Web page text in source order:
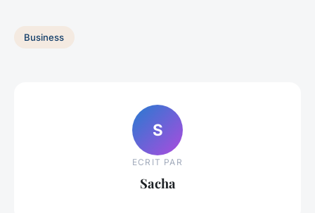
Business
S
ECRIT PAR
Sacha